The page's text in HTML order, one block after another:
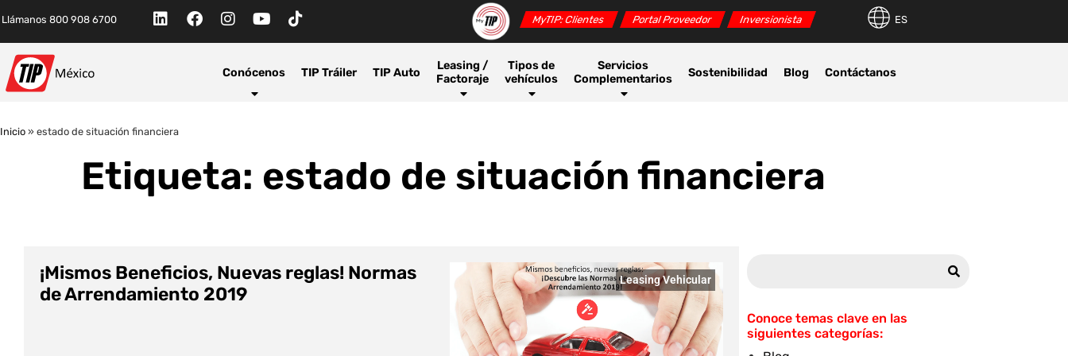
Llámanos 800 908 6700 MyTIP: Clientes Portal Proveedor Inversionista ES
Conócenos TIP Tráiler TIP Auto
Leasing /
Factoraje
Tipos de
vehículos
Servicios
Complementarios
Sostenibilidad Blog Contáctanos
Inicio » estado de situación financiera
Etiqueta: estado de situación financiera
¡Mismos Beneficios, Nuevas reglas! Normas
de Arrendamiento 2019
Leasing Vehicular
Conoce temas clave en las
siguientes categorías: